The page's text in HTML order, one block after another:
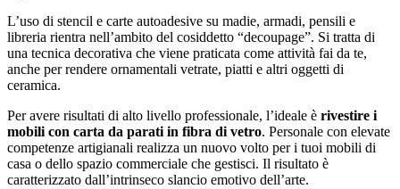
L’uso di stencil e carte autoadesive su madie, armadi, pensili e
libreria rientra nell’ambito del cosiddetto “decoupage”. Si tratta di
una tecnica decorativa che viene praticata come attività fai da te,
anche per rendere ornamentali vetrate, piatti e altri oggetti di
ceramica.
Per avere risultati di alto livello professionale, l’ideale è rivestire i
mobili con carta da parati in fibra di vetro. Personale con elevate
competenze artigianali realizza un nuovo volto per i tuoi mobili di
casa o dello spazio commerciale che gestisci. Il risultato è
caratterizzato dall’intrinseco slancio emotivo dell’arte.